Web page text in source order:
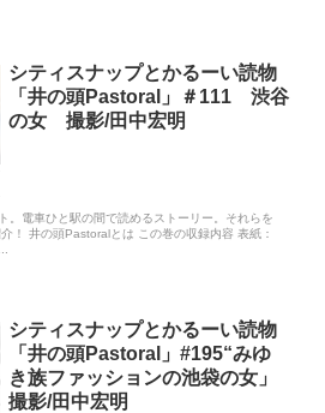
シティスナップとかるーい読物
「井の頭Pastoral」＃111 渋谷
の女 撮影/田中宏明
。電車ひと駅の間で読めるストーリー。それらを
！ 井の頭Pastoralとは この巻の収録内容 表紙：
シティスナップとかるーい読物
「井の頭Pastoral」#195“みゆ
き族ファッションの池袋の女」
撮影/田中宏明